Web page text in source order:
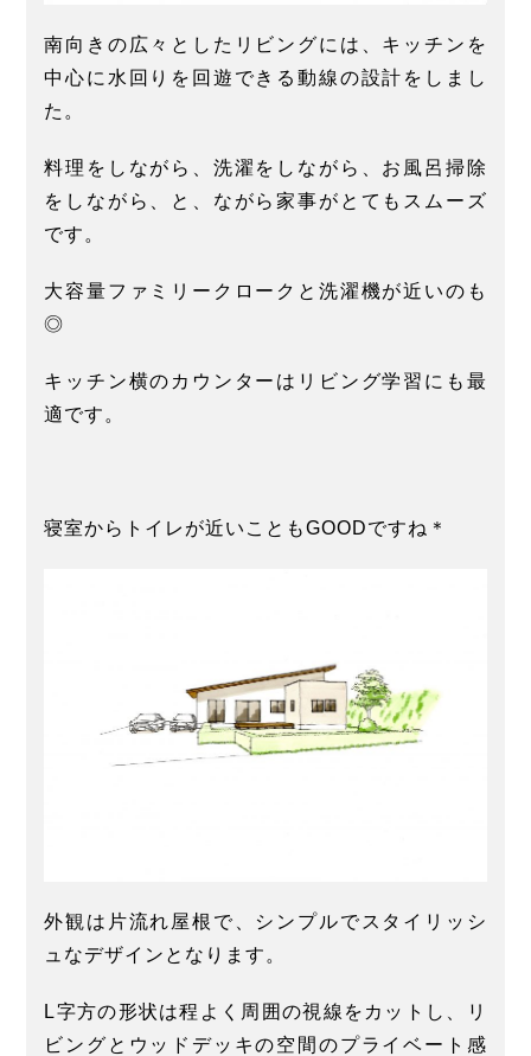
南向きの広々としたリビングには、キッチンを
中心に水回りを回遊できる動線の設計をしまし
た。
料理をしながら、洗濯をしながら、お風呂掃除
をしながら、と、ながら家事がとてもスムーズ
です。
大容量ファミリークロークと洗濯機が近いのも
◎
キッチン横のカウンターはリビング学習にも最
適です。
寝室からトイレが近いこともGOODですね＊
外観は片流れ屋根で、シンプルでスタイリッシ
ュなデザインとなります。
L字方の形状は程よく周囲の視線をカットし、リ
ビングとウッドデッキの空間のプライベート感